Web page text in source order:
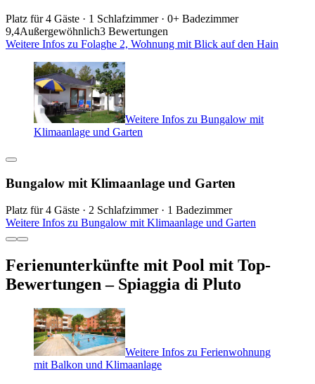
Platz für 4 Gäste · 1 Schlafzimmer · 0+ Badezimmer
9,4Außergewöhnlich3 Bewertungen
Weitere Infos zu Folaghe 2, Wohnung mit Blick auf den Hain
Weitere Infos zu Bungalow mit
Klimaanlage und Garten
Bungalow mit Klimaanlage und Garten
Platz für 4 Gäste · 2 Schlafzimmer · 1 Badezimmer
Weitere Infos zu Bungalow mit Klimaanlage und Garten
Ferienunterkünfte mit Pool mit Top-
Bewertungen – Spiaggia di Pluto
Weitere Infos zu Ferienwohnung
mit Balkon und Klimaanlage